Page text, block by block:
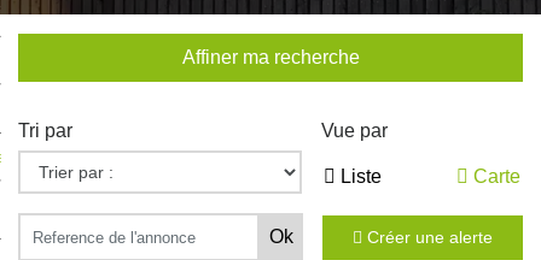
Trecobois
à NESTOR
Affiner ma recherche
Tri par Vue par
Liste Carte
Créer une alerte